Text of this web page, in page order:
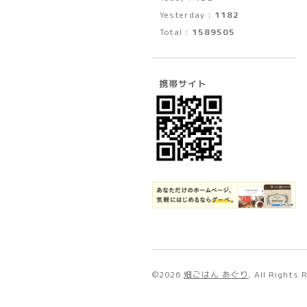
Yesterday : 1182
Total : 1589505
携帯サイト
©2026 畑ごはん あぐり . All Rights